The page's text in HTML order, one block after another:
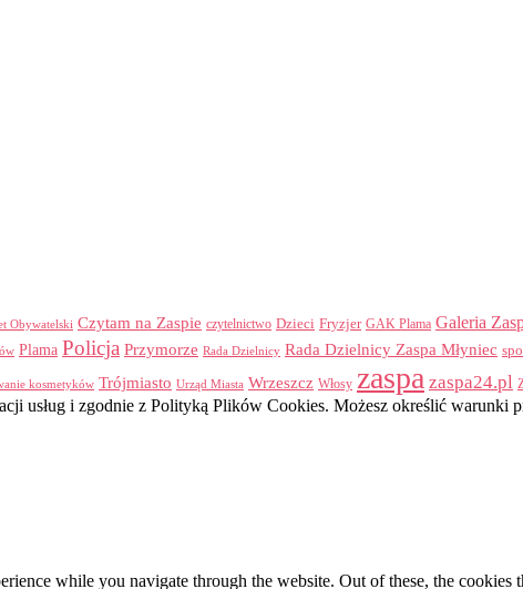
Obywatelski Czytam na Zaspie czytelnictwo Dzieci Fryzjer GAK Plama Galeria
Plama Policja Przymorze Rada Dzielnicy Rada Dzielnicy Zaspa Młyniec
kosmetyków Trójmiasto Urząd Miasta Wrzeszcz Włosy zaspa zaspa24.pl
usług i zgodnie z Polityką Plików Cookies. Możesz określić
while you navigate through the website. Out of these, the cookies